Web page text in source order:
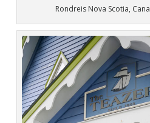
Rondreis Nova Scotia,